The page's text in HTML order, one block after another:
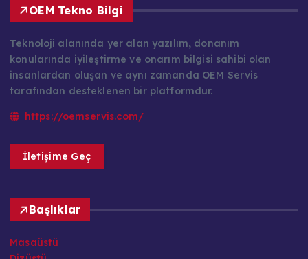
OEM Tekno Bilgi
Teknoloji alanında yer alan yazılım, donanım
konularında iyileştirme ve onarım bilgisi sahibi olan
insanlardan oluşan ve aynı zamanda OEM Servis
tarafından desteklenen bir platformdur.
https://oemservis.com/
İletişime Geç
Başlıklar
Masaüstü